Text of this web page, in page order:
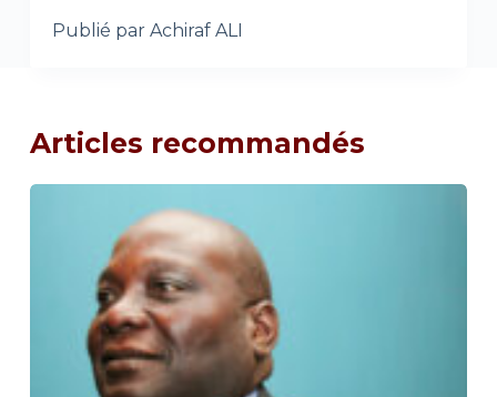
Publié par Achiraf ALI
Articles recommandés